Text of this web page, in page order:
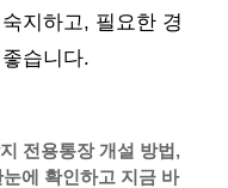
지하고, 필요한 경
습니다.
전용통장 개설 방법,
에 확인하고 지금 바